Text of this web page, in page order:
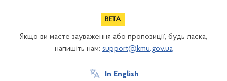
Якщо ви маєте зауваження або пропозиції, будь ласка,
напишіть нам: support@kmu.gov.ua
In English